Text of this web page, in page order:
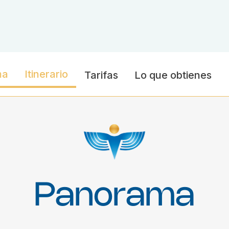
Itinerario Tarifas Lo que obtienes
Panorama